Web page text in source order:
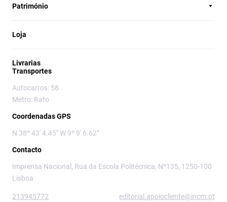
Património
Loja
Livrarias
Transportes
Autocarros: 58
Metro: Rato
Coordenadas GPS
N 38º 43' 4.45" W 9º 9' 6.62"
Contacto
Imprensa Nacional, Rua da Escola Politécnica, Nº135, 1250-100
Lisboa
213945772 editorial.apoiocliente@incm.pt